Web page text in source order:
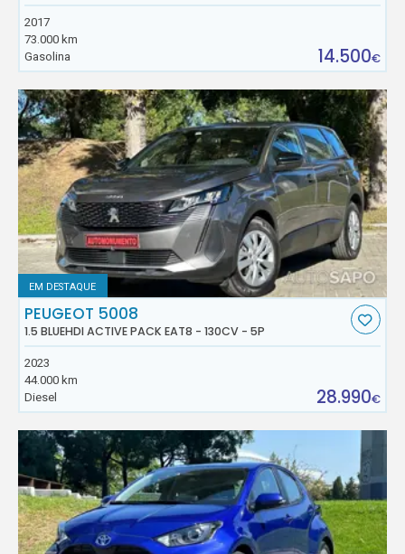
2017
73.000 km
Gasolina
14.500€
EM DESTAQUE
PEUGEOT 5008
1.5 BLUEHDI ACTIVE PACK EAT8 - 130CV - 5P
2023
44.000 km
Diesel
28.990€